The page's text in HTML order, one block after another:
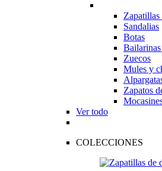
Zapatillas
Sandalias
Botas
Zuecos
Mules y
Zapatos
Ver todo
COLECCIONES